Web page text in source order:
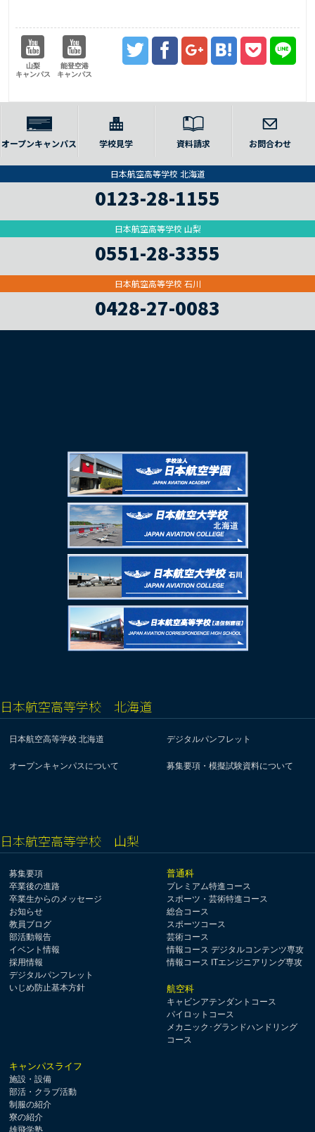
山梨
キャンパス
能登空港
キャンパス
オープンキャンパス 学校見学 資料請求 お問合わせ
日本航空高等学校 北海道
0123-28-1155
日本航空高等学校 山梨
0551-28-3355
日本航空高等学校 石川
0428-27-0083
日本航空高等学校 北海道
日本航空高等学校 北海道 デジタルパンフレット
オープンキャンパスについて 募集要項・模擬試験資料について
日本航空高等学校 山梨
募集要項
卒業後の進路
卒業生からのメッセージ
お知らせ
教員ブログ
部活動報告
イベント情報
採用情報
デジタルパンフレット
いじめ防止基本方針
普通科
プレミアム特進コース
スポーツ・芸術特進コース
総合コース
スポーツコース
芸術コース
情報コース デジタルコンテンツ専攻
情報コース ITエンジニアリング専攻
航空科
キャビンアテンダントコース
パイロットコース
メカニック･グランドハンドリング
コース
キャンパスライフ
施設・設備
部活・クラブ活動
制服の紹介
寮の紹介
雄飛学塾